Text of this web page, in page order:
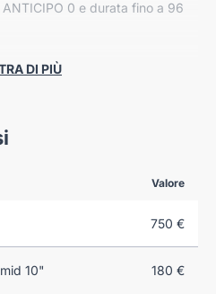
0 e durata fino a 96
DI PIÙ
Valore
750 €
10" 180 €